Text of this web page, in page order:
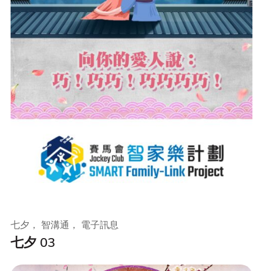
七夕 03
七夕， 智溝通， 電子訊息